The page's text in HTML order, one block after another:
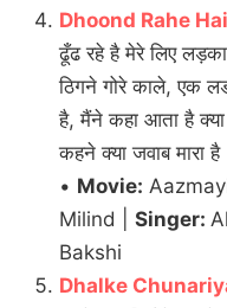
Dhoond Rahe
ढूँढ रहे है मेरे लिए
ठिगने गोरे काले, एक
है, मैंने कहा आता है क्या
कहने क्या जवाब मारा है
• Movie:
Milind | Singer:
Bakshi
Dhalke